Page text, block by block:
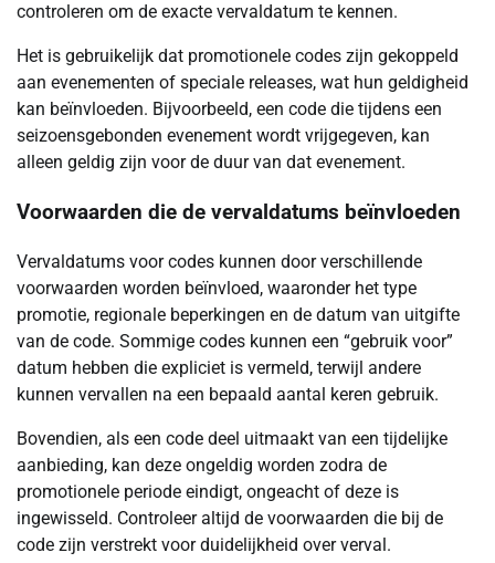
controleren om de exacte vervaldatum te kennen.
Het is gebruikelijk dat promotionele codes zijn gekoppeld
aan evenementen of speciale releases, wat hun geldigheid
kan beïnvloeden. Bijvoorbeeld, een code die tijdens een
seizoensgebonden evenement wordt vrijgegeven, kan
alleen geldig zijn voor de duur van dat evenement.
Voorwaarden die de vervaldatums beïnvloeden
Vervaldatums voor codes kunnen door verschillende
voorwaarden worden beïnvloed, waaronder het type
promotie, regionale beperkingen en de datum van uitgifte
van de code. Sommige codes kunnen een “gebruik voor”
datum hebben die expliciet is vermeld, terwijl andere
kunnen vervallen na een bepaald aantal keren gebruik.
Bovendien, als een code deel uitmaakt van een tijdelijke
aanbieding, kan deze ongeldig worden zodra de
promotionele periode eindigt, ongeacht of deze is
ingewisseld. Controleer altijd de voorwaarden die bij de
code zijn verstrekt voor duidelijkheid over verval.